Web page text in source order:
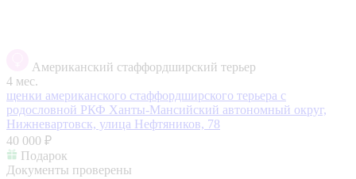
Американский стаффордширский терьер
4 мес.
щенки американского стаффордширского терьера с
родословной РКФ Ханты-Мансийский автономный округ,
Нижневартовск, улица Нефтяников, 78
40 000 ₽
Подарок
Документы проверены